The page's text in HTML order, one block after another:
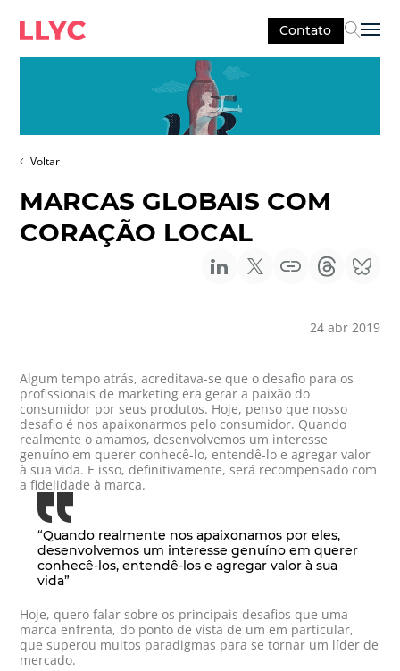
Contato
Voltar
MARCAS GLOBAIS COM
CORAÇÃO LOCAL
24 abr 2019
Algum tempo atrás, acreditava-se que o desafio para os
profissionais de marketing era gerar a paixão do
consumidor por seus produtos. Hoje, penso que nosso
desafio é nos apaixonarmos pelo consumidor. Quando
realmente o amamos, desenvolvemos um interesse
genuíno em querer conhecê-lo, entendê-lo e agregar valor
à sua vida. E isso, definitivamente, será recompensado com
a fidelidade à marca.
“Quando realmente nos apaixonamos por eles,
desenvolvemos um interesse genuíno em querer
conhecê-los, entendê-los e agregar valor à sua
vida”
Hoje, quero falar sobre os principais desafios que uma
marca enfrenta, do ponto de vista de um em particular,
que superou muitos paradigmas para se tornar um líder de
mercado.